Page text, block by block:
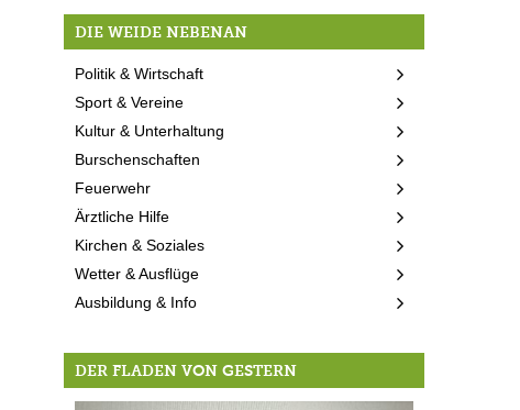
DIE WEIDE NEBENAN
Politik & Wirtschaft
Sport & Vereine
Kultur & Unterhaltung
Burschenschaften
Feuerwehr
Ärztliche Hilfe
Kirchen & Soziales
Wetter & Ausflüge
Ausbildung & Info
DER FLADEN VON GESTERN